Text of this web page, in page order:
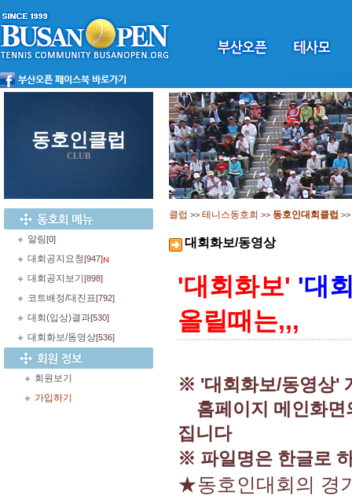
동호인클럽
CLUB
알림[0]
대회공지요청[947]
대회공지보기 [898]
코트배정/대진표[792]
대회(입상)결과[530]
대회화보/동영상[536]
회원보기
가입하기
클럽 >> 테니스동호회 >> 동호인대회클럽 >>
대회화보/동영상
'대회화보' '대
올릴때는,,,
※ '대회화보/동영상'
홈페이지 메인화
집니다
※ 파일명은 한글로
★동호인대회의 경